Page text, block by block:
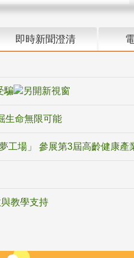
即時新聞澄清
騙
生命無限可能
工場」 參展第3屆高齡健康產
教學支持